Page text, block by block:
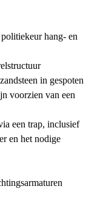
hang- en
in gespoten
voorzien van een
een trap, inclusief
en het nodige